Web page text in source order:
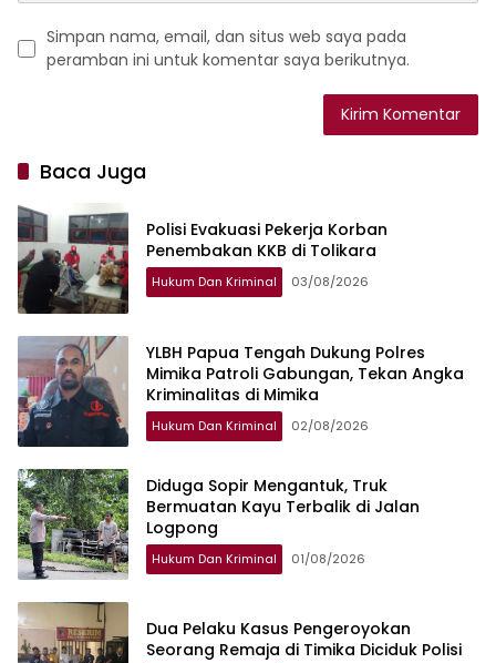
Simpan nama, email, dan situs web saya pada
peramban ini untuk komentar saya berikutnya.
Baca Juga
Polisi Evakuasi Pekerja Korban
Penembakan KKB di Tolikara
Hukum Dan Kriminal 03/08/2026
YLBH Papua Tengah Dukung Polres
Mimika Patroli Gabungan, Tekan Angka
Kriminalitas di Mimika
Hukum Dan Kriminal 02/08/2026
Diduga Sopir Mengantuk, Truk
Bermuatan Kayu Terbalik di Jalan
Logpong
Hukum Dan Kriminal 01/08/2026
Dua Pelaku Kasus Pengeroyokan
Seorang Remaja di Timika Diciduk Polisi